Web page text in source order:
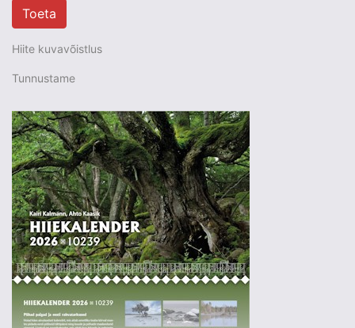
Toeta
Hiite kuvavõistlus
Tunnustame